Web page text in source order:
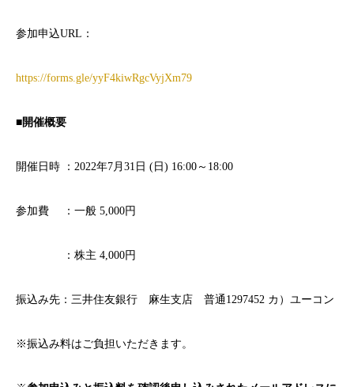
参加申込URL：
https://forms.gle/yyF4kiwRgcVyjXm79
■開催概要
開催日時 ：2022年7月31日 (日) 16:00～18:00
参加費 ：一般 5,000円
：株主 4,000円
振込み先：三井住友銀行 麻生支店 普通1297452 カ）ユーコン
※振込み料はご負担いただきます。